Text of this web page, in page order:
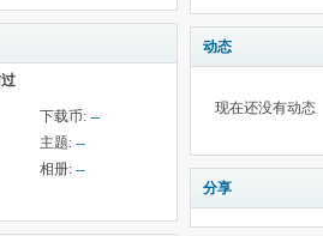
下载币: --
主题: --
相册: --
动态
现在还没有动态
分享